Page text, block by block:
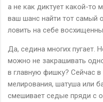
а не как диктует какой-то
ваш шанс найти тот самый
ловить на себе
Да, седина многих пугает.
можно не закрашивать
в главную фишку? Сейчас
мелирования, шатуша или
смешивает седые пряди с